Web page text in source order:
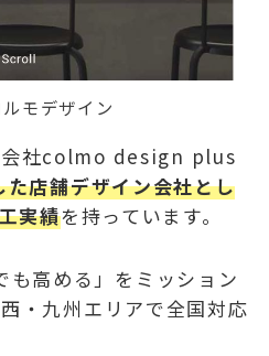
ルモデザイン
会社colmo design plus
た店舗デザイン会社とし
実績を持っています。
も高める」をミッション
・九州エリアで全国対応